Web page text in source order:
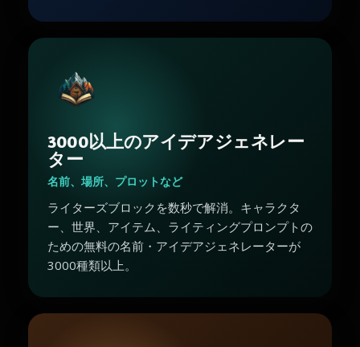
3000以上のアイデアジェネレー
ター
名前、場所、プロットなど
ライターズブロックを数秒で解消。キャラクタ
ー、世界、アイテム、ライティングプロンプトの
ための無料の名前・アイデアジェネレーターが
3000種類以上。